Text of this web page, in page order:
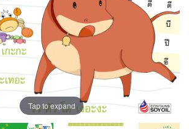
Tap to expand